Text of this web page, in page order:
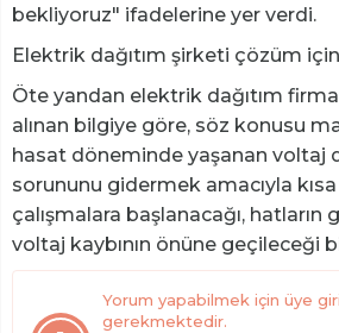
bekliyoruz" ifadelerine yer verdi.
Elektrik dağıtım şirketi çözüm
Öte yandan elektrik dağıtım
alınan bilgiye göre, söz konusu
hasat döneminde yaşanan voltaj
sorununu gidermek amacıyla
çalışmalara başlanacağı, hatların
voltaj kaybının önüne geçileceği
Yorum yapabilmek için üye
gerekmektedir.